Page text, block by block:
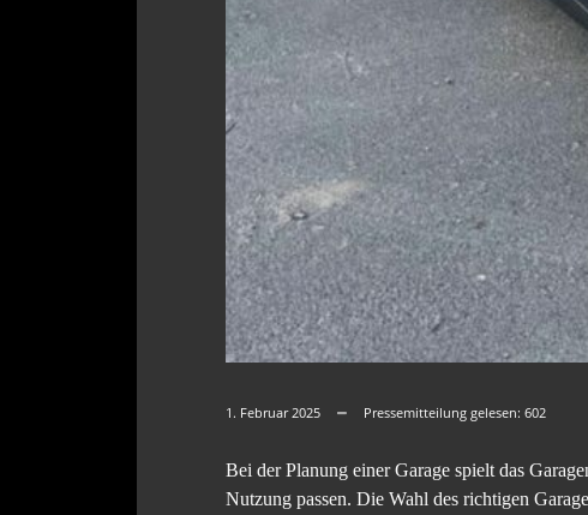
1. Februar 2025 Pressemitteilung gelesen: 602
Bei der Planung einer Garage spielt das
Nutzung passen. Die Wahl des richtigen